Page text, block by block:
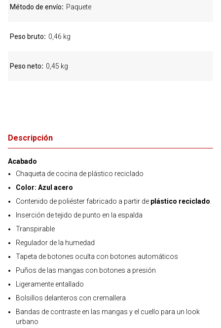
Descripción
Acabado
Chaqueta de cocina de plástico reciclado
Color: Azul acero
Contenido de poliéster fabricado a partir de plástico reciclado
Inserción de tejido de punto en la espalda
Transpirable
Regulador de la humedad
Tapeta de botones oculta con botones automáticos
Puños de las mangas con botones a presión
Ligeramente entallado
Bolsillos delanteros con cremallera
Bandas de contraste en las mangas y el cuello para un look
urbano
Método de envío Paquete
Peso bruto 0,46 kg
Peso neto 0,45 kg